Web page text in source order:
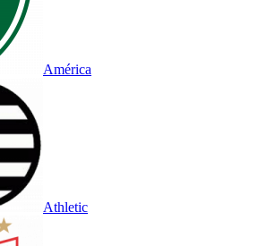
América
Athletic